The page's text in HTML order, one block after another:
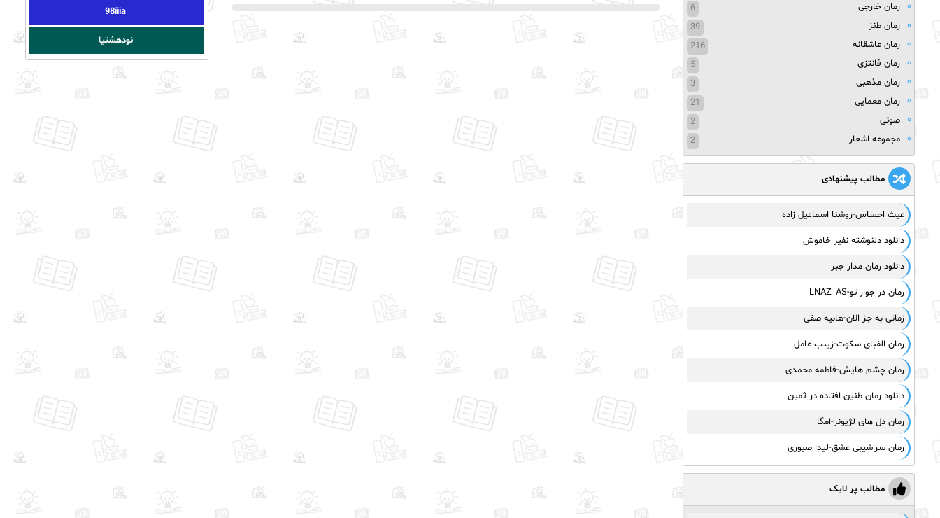
رمان خارجی
6
رمان طنز
39
رمان عاشقانه
216
رمان فانتزی
5
رمان مذهبی
3
رمان معمایی
21
صوتی
2
مجموعه اشعار
2
مطالب پیشنهادی
عبث احساس-روشنا اسماعیل زاده
دانلود دلنوشته نفیر خاموش
دانلود رمان مدار جبر
رمان در جوار تو-LNAZ_AS
زمانی به جز الان-هانیه صفی
رمان الفبای سکوت-زینب عامل
رمان چشم هایش-فاطمه محمدی
دانلود رمان طنین افتاده در ثمین
رمان دل های لژیونر-امگا
رمان سراشیبی عشق-لیدا صبوری
مطالب پر لایک
98iiia
نودهشتیا